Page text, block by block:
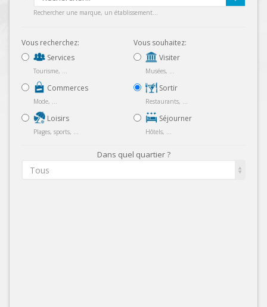
Rechercher une marque, un établissement...
Vous recherchez:
Services
Tourisme, ...
Commerces
Mode, ...
Loisirs
Plages, sports, ...
Vous souhaitez:
Visiter
Musées, ...
Sortir
Restaurants, ...
Séjourner
Hôtels, ...
Dans quel quartier ?
Tous